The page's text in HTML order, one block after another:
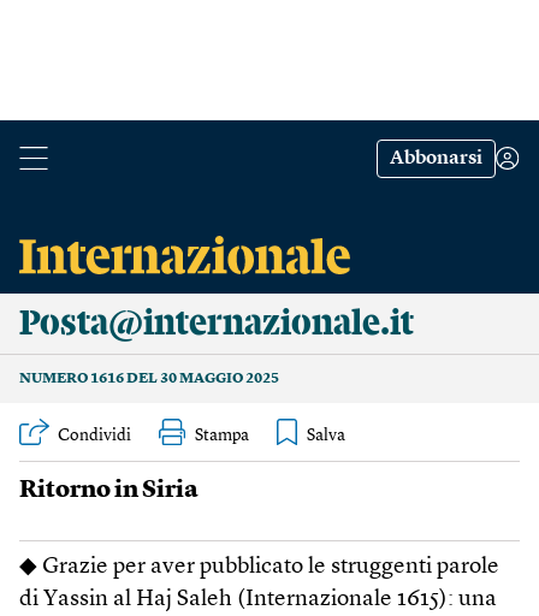
Abbonarsi
Posta@internazionale.it
NUMERO 1616 DEL 30 MAGGIO 2025
Condividi Stampa
Ritorno in Siria
◆ Grazie per aver pubblicato le struggenti parole
di Yassin al Haj Saleh (Internazionale 1615): una